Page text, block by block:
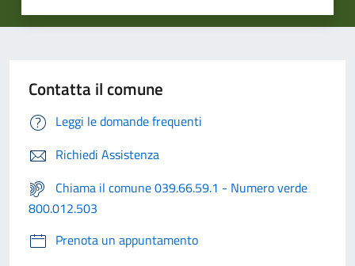
Contatta il comune
Leggi le domande frequenti
Richiedi Assistenza
Chiama il comune 039.66.59.1 - Numero verde
800.012.503
Prenota un appuntamento